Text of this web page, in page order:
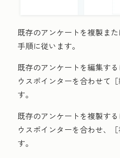
既存のアンケートを複製ま
手順に従います。
既存のアンケートを編集す
ウスポインターを合わせて［
す。
既存のアンケートを複製す
ウスポインターを合わせ、［
す。